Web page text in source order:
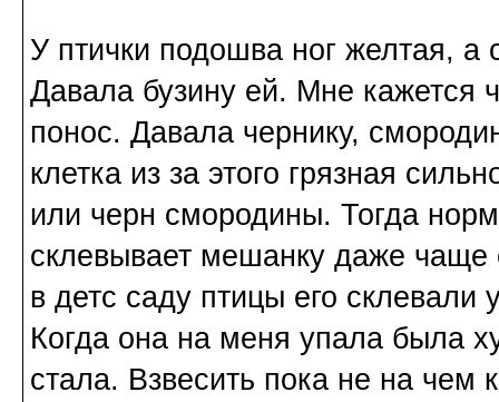
У птички подошва ног желтая, а
Давала бузину ей. Мне кажется
понос. Давала чернику,
клетка из за этого грязная
или черн смородины. Тогда
склевывает мешанку даже чаще
в детс саду птицы его склевали
Когда она на меня упала была
стала. Взвесить пока не на чем